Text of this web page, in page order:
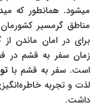
میشود. همانطور که
مناطق گرمسیر
برای در امان ماندن
زمان سفر به قشم در
است. سفر به قشم با
لذت و تجربه
داشت.